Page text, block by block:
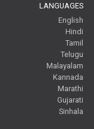
LANGUAGES
English
Hindi
Tamil
Telugu
Malayalam
Kannada
Marathi
Gujarati
Sinhala